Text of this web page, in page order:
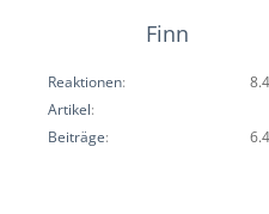
Finn
Reaktionen
Artikel
Beiträge